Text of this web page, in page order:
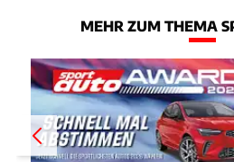
MEHR ZUM THEMA